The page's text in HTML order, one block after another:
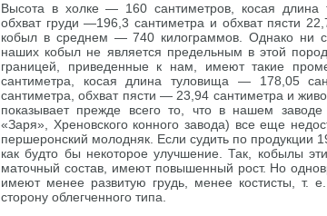
Высота в холке — 160 сантиметров, косая длина
обхват груди —196,3 сантиметра и обхват пясти
кобыл в среднем — 740 килограммов. Однако ни
наших кобыл не является предельным в этой
границей, приведенные к нам, имеют такие
сантиметра, косая длина туловища — 178,05
сантиметра, обхват пясти — 23,94 сантиметра и
показывает прежде всего то, что в нашем
«Заря», Хреновского конного завода) все еще
першеронский молодняк. Если судить по продукции
как будто бы некоторое улучшение. Так, кобылы
маточный состав, имеют повышенный рост. Но
имеют менее развитую грудь, менее костисты, т.
сторону облегченного типа.